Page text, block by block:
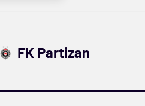
FK Partizan